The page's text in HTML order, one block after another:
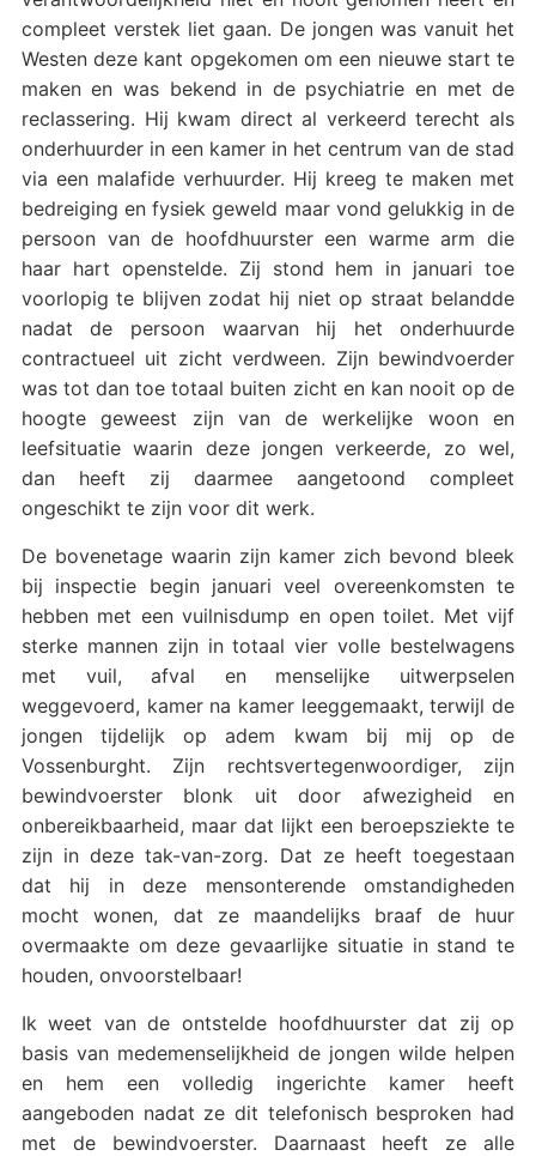
compleet verstek liet gaan. De jongen was vanuit het
Westen deze kant opgekomen om een nieuwe start te
maken en was bekend in de psychiatrie en met de
reclassering. Hij kwam direct al verkeerd terecht als
onderhuurder in een kamer in het centrum van de stad
via een malafide verhuurder. Hij kreeg te maken met
bedreiging en fysiek geweld maar vond gelukkig in de
persoon van de hoofdhuurster een warme arm die
haar hart openstelde. Zij stond hem in januari toe
voorlopig te blijven zodat hij niet op straat belandde
nadat de persoon waarvan hij het onderhuurde
contractueel uit zicht verdween. Zijn bewindvoerder
was tot dan toe totaal buiten zicht en kan nooit op de
hoogte geweest zijn van de werkelijke woon en
leefsituatie waarin deze jongen verkeerde, zo wel,
dan heeft zij daarmee aangetoond compleet
ongeschikt te zijn voor dit werk.
De bovenetage waarin zijn kamer zich bevond bleek
bij inspectie begin januari veel overeenkomsten te
hebben met een vuilnisdump en open toilet. Met vijf
sterke mannen zijn in totaal vier volle bestelwagens
met vuil, afval en menselijke uitwerpselen
weggevoerd, kamer na kamer leeggemaakt, terwijl de
jongen tijdelijk op adem kwam bij mij op de
Vossenburght. Zijn rechtsvertegenwoordiger, zijn
bewindvoerster blonk uit door afwezigheid en
onbereikbaarheid, maar dat lijkt een beroepsziekte te
zijn in deze tak-van-zorg. Dat ze heeft toegestaan
dat hij in deze mensonterende omstandigheden
mocht wonen, dat ze maandelijks braaf de huur
overmaakte om deze gevaarlijke situatie in stand te
houden, onvoorstelbaar!
Ik weet van de ontstelde hoofdhuurster dat zij op
basis van medemenselijkheid de jongen wilde helpen
en hem een volledig ingerichte kamer heeft
aangeboden nadat ze dit telefonisch besproken had
met de bewindvoerster. Daarnaast heeft ze alle